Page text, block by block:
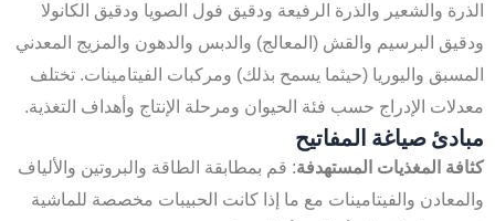
الذرة والشعير والذرة الرفيعة ودقيق فول الصويا ودقيق الكانولا
ودقيق البرسيم والقش (المعالج) والدبس والدهون والمزيج المعدني
المسبق واليوريا (حيثما يسمح بذلك) ومركبات الفيتامينات. تختلف
معدلات الإدراج حسب فئة الحيوان ومرحلة الإنتاج وأهداف التغذية.
مبادئ صياغة المفاتيح
كثافة المغذيات المستهدفة: قم بمطابقة الطاقة والبروتين والألياف
والمعادن والفيتامينات مع ما إذا كانت الحبيبات مخصصة للماشية